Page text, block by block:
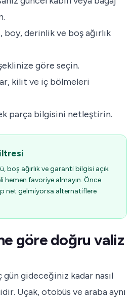
boy, derinlik ve boş ağırlık
göre seçin.
kilit ve iç bölmeleri
parça bilgisini netleştirin.
boş ağırlık ve garanti bilgisi açık
hemen favoriye almayın. Önce
net gelmiyorsa alternatiflere
göre doğru valiz
gideceğiniz kadar nasıl
Uçak, otobüs ve araba aynı